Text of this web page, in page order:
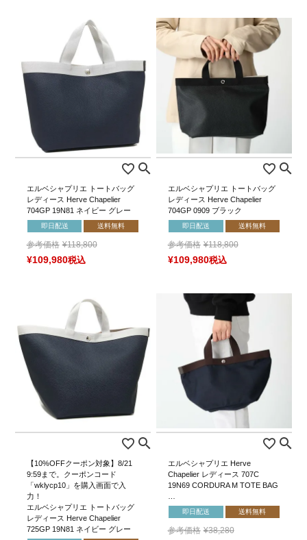
エルベシャプリエ トートバッグ
レディース Herve Chapelier
704GP 19N81 ネイビー グレー
即日配送 送料無料
参考価格 ¥118,800
¥109,980税込
エルベシャプリエ トートバッグ
レディース Herve Chapelier
704GP 0909 ブラック
即日配送 送料無料
参考価格 ¥118,800
¥109,980税込
【10%OFFクーポン対象】8/21
9:59まで。クーポンコード
「wklycp10」を購入画面で入
力！
エルベシャプリエ トートバッグ
レディース Herve Chapelier
725GP 19N81 ネイビー グレー
エルベシャプリエ Herve
Chapelier レディース 707C
19N69 CORDURA M TOTE BAG
…
即日配送 送料無料
参考価格 ¥38,280